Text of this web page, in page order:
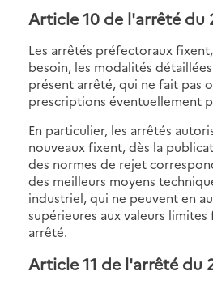
Article 10 de l'arrêté du
Les arrêtés préfectoraux
besoin, les modalités
présent arrêté, qui ne fait pas
prescriptions éventuellement
En particulier, les arrêtés
nouveaux fixent, dès la
des normes de rejet
des meilleurs moyens
industriel, qui ne peuvent en
supérieures aux valeurs
arrêté.
Article 11 de l'arrêté du